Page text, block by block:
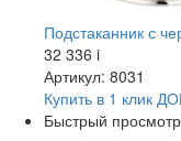
Подстаканник с
32 336 i
Артикул: 8031
Купить в 1 клик
Быстрый просмотр